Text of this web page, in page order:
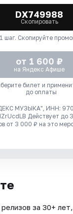
DX749988
Скопировать
шаг. Скопируйте
от 1 600 ₽
на Яндекс Афише
билет и
до оплаты
МУЗЫКА", ИНН:
Действует до
от 3 000 ₽ на это
за 30+